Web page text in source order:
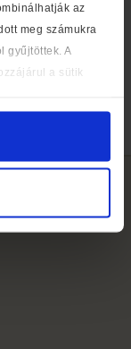
az
meg számukra
gyűjtöttek. A
a sütik
secrets of